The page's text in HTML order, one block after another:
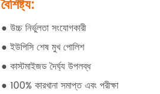
বৈশিষ্ট্য:
● উচ্চ নির্ভুলতা সংযোগকারী
● ইউপিসি শেষ মুখ পোলিশ
● কাস্টমাইজড দৈর্ঘ্য উপলব্ধ
● 100% কারখানা সমাপ্ত এবং পরীক্ষা